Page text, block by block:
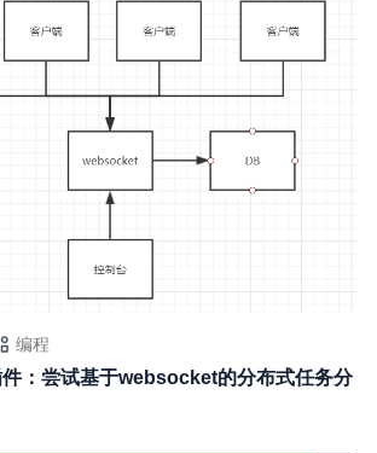
编程
：尝试基于websocket的分布式任务分